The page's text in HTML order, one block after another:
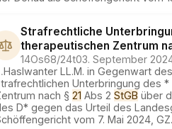
Strafrechtliche
therapeutischen Zentrum
14Os68/24t03. September
Haslwanter LL.M. in Gegenwart
Unterbringung des
nach § 21 Abs 2 StGB über
D* gegen das Urteil des
vom 7. Mai 2024, GZ